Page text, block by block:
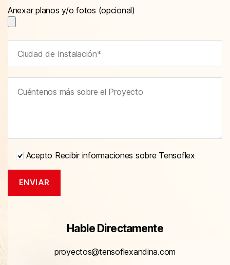
Anexar planos y/o fotos (opcional)
Acepto Recibir informaciones sobre Tensoflex
Hable Directamente
proyectos@tensoflexandina.com